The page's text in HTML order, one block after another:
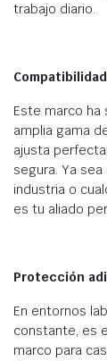
trabajo diario.
Este marco ha
amplia gama
ajusta
segura. Ya
industria o
es tu aliado
Protección
En entornos
constante, es
marco para